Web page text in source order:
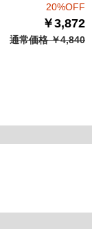
20%OFF
￥3,872
通常価格 ￥4,840